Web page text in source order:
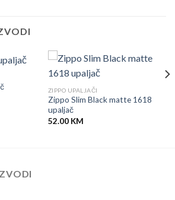
ZIPPO UPALJAČI
Zippo Slim Black matte 1618
upaljač
52.00 KM